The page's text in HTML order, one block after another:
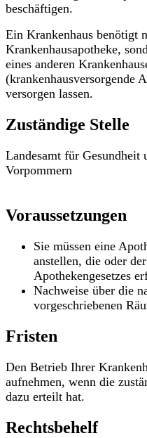
beschäftigen.
Ein Krankenhaus benötigt
Krankenhausapotheke,
eines anderen
(krankenhausversorgende
versorgen lassen.
Zuständige Stelle
Landesamt für
Vorpommern
Voraussetzungen
Sie müssen eine
anstellen, die oder
Apothekengesetzes
Nachweise über die
vorgeschriebenen
Fristen
Den Betrieb Ihrer
aufnehmen, wenn die
dazu erteilt hat.
Rechtsbehelf